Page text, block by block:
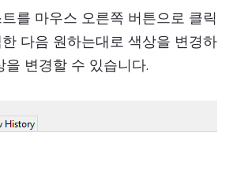
를 마우스 오른쪽 버튼으로 클릭
다음 원하는대로 색상을 변경하
을 변경할 수 있습니다.